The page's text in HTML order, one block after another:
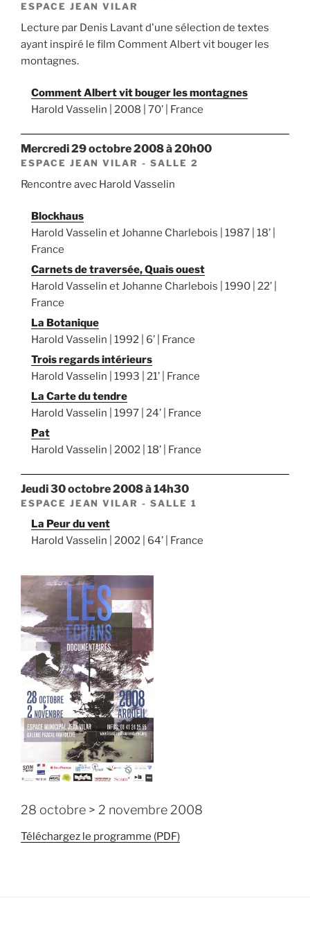
ESPACE JEAN VILAR
Lecture par Denis Lavant d'une sélection de textes
ayant inspiré le film Comment Albert vit bouger les
montagnes.
Comment Albert vit bouger les montagnes
Harold Vasselin | 2008 | 70’ | France
mercredi 29 octobre 2008 à 20h00
ESPACE JEAN VILAR - SALLE 2
Rencontre avec Harold Vasselin
Blockhaus
Harold Vasselin et Johanne Charlebois | 1987 | 18’ |
France
Carnets de traversée, Quais ouest
Harold Vasselin et Johanne Charlebois | 1990 | 22’ |
France
La Botanique
Harold Vasselin | 1992 | 6’ | France
Trois regards intérieurs
Harold Vasselin | 1993 | 21’ | France
La Carte du tendre
Harold Vasselin | 1997 | 24’ | France
Pat
Harold Vasselin | 2002 | 18’ | France
jeudi 30 octobre 2008 à 14h30
ESPACE JEAN VILAR - SALLE 1
La Peur du vent
Harold Vasselin | 2002 | 64’ | France
28 octobre > 2 novembre 2008
Téléchargez le programme (PDF)